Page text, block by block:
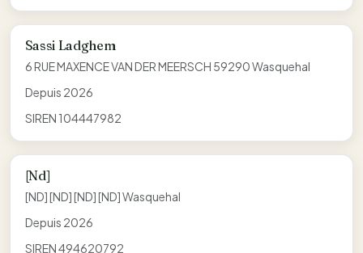
Sassi Ladghem
6 RUE MAXENCE VAN DER MEERSCH 59290 Wasquehal
Depuis 2026
SIREN 104447982
[Nd]
[ND] [ND] [ND] [ND] Wasquehal
Depuis 2026
SIREN 494620792